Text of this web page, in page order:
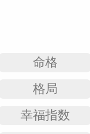
命格
格局
幸福指数